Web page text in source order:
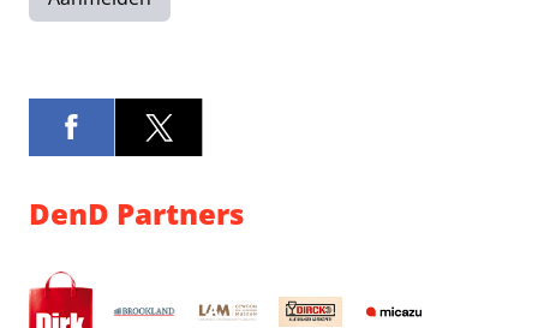
DenD Partners